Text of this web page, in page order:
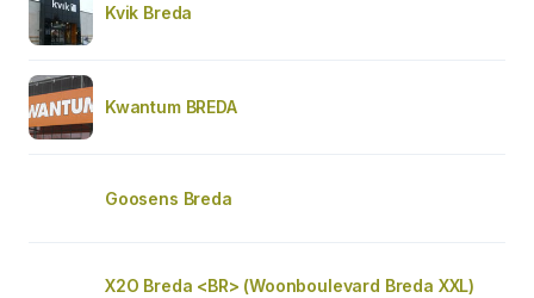
Kvik Breda
Kwantum BREDA
Goosens Breda
X2O Breda <BR> (Woonboulevard Breda XXL)